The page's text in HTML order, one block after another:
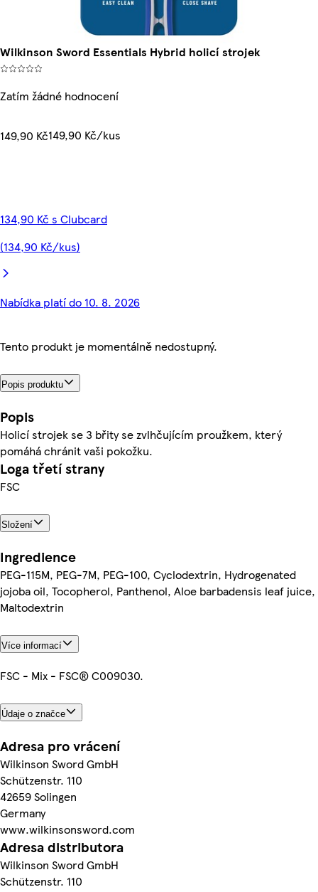
Wilkinson Sword Essentials Hybrid holicí strojek
Zatím žádné hodnocení
149,90 Kč149,90 Kč/kus
134,90 Kč s Clubcard
(134,90 Kč/kus)
Nabídka platí do 10. 8. 2026
Tento produkt je momentálně nedostupný.
Popis produktu
Popis
Holicí strojek se 3 břity se zvlhčujícím proužkem, který
pomáhá chránit vaši pokožku.
Loga třetí strany
FSC
Složení
Ingredience
PEG-115M, PEG-7M, PEG-100, Cyclodextrin, Hydrogenated
jojoba oil, Tocopherol, Panthenol, Aloe barbadensis leaf juice,
Maltodextrin
Více informací
FSC - Mix - FSC® C009030.
Údaje o značce
Adresa pro vrácení
Wilkinson Sword GmbH
Schützenstr. 110
42659 Solingen
Germany
www.wilkinsonsword.com
Adresa distributora
Wilkinson Sword GmbH
Schützenstr. 110